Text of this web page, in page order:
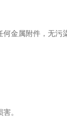
金属附件，无污
。